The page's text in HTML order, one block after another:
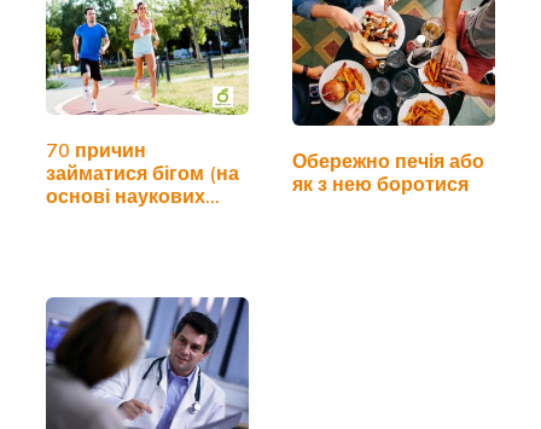
70 причин
займатися бігом (на
основі наукових
Обережно печія або
як з нею боротися